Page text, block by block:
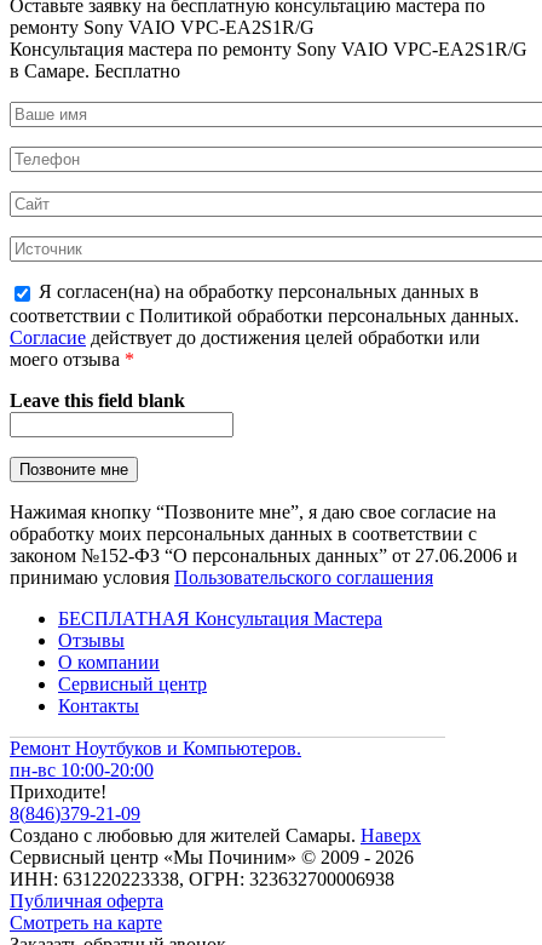
Оставьте заявку на бесплатную консультацию мастера по
ремонту Sony VAIO VPC-EA2S1R/G
Консультация мастера по ремонту Sony VAIO VPC-EA2S1R/G
в Самаре. Бесплатно
Я согласен(на) на обработку персональных данных в
соответствии с Политикой обработки персональных данных.
Согласие действует до достижения целей обработки или
моего отзыва *
Leave this field blank
Нажимая кнопку “Позвоните мне”, я даю свое согласие на
обработку моих персональных данных в соответствии с
законом №152-ФЗ “О персональных данных” от 27.06.2006 и
принимаю условия Пользовательского соглашения
БЕСПЛАТНАЯ Консультация Мастера
Отзывы
О компании
Сервисный центр
Контакты
Ремонт Ноутбуков и Компьютеров.
пн-вс 10:00-20:00
Приходите!
8(846)379-21-09
Создано с любовью для жителей Самары. Наверх
Сервисный центр «Мы Починим» © 2009 - 2026
ИНН: 631220223338, ОГРН: 323632700006938
Публичная оферта
Смотреть на карте